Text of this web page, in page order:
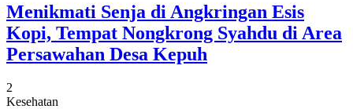
Menikmati Senja di Angkringan Esis
Kopi, Tempat Nongkrong Syahdu di Area
Persawahan Desa Kepuh
2
Kesehatan